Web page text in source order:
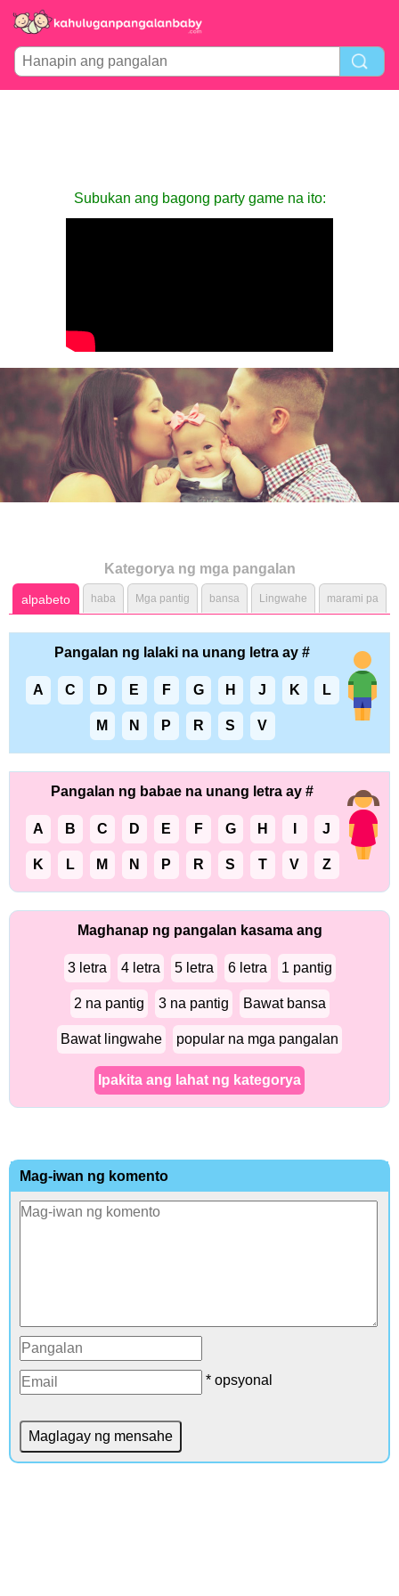
Subukan ang bagong party game na ito:
Kategorya ng mga pangalan
alpabeto haba Mga pantig bansa Lingwahe marami pa
Pangalan ng lalaki na unang letra ay #
A C D E F G H J K L
M N P R S V
Pangalan ng babae na unang letra ay #
A B C D E F G H J
K L M N P R S T V Z
Maghanap ng pangalan kasama ang
3 letra 4 letra 5 letra 6 letra 1 pantig
2 na pantig 3 na pantig Bawat bansa
Bawat lingwahe popular na mga pangalan
Ipakita ang lahat ng kategorya
Mag-iwan ng komento
* opsyonal